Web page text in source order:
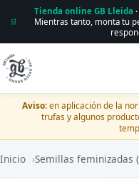
🛒
Tienda online GB Lleida
Mientras tanto, monta tu
Aviso:en aplicación de la
trufas y algunos
Inicio ›Semillas feminizadas